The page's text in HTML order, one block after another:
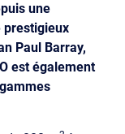
une
prestigieux
Paul Barray,
est également